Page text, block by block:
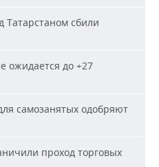
сбили
ожидается до +27
самозанятых одобряют
проход торговых